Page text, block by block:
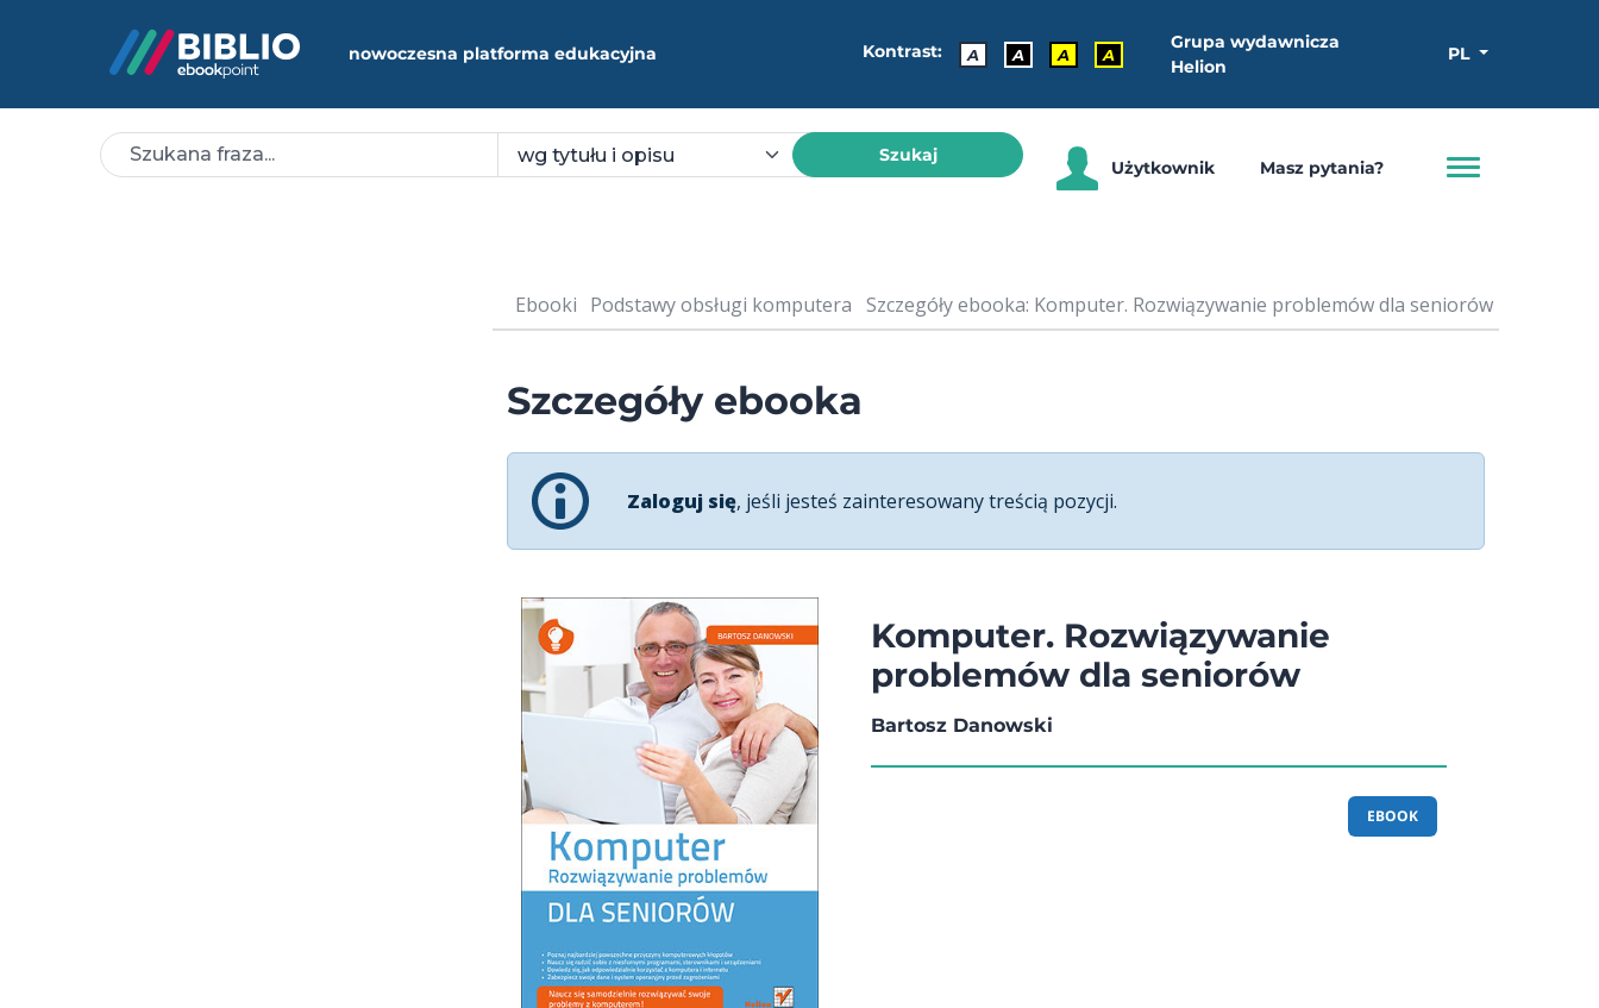
nowoczesna platforma edukacyjna Kontrast: A A A A
Grupa wydawnicza
Helion
PL
Szukaj
Użytkownik Masz pytania?
Ebooki Podstawy obsługi komputera Szczegóły ebooka: Komputer. Rozwiązywanie problemów dla seniorów
Szczegóły ebooka
Zaloguj się, jeśli jesteś zainteresowany treścią pozycji.
Komputer. Rozwiązywanie
problemów dla seniorów
Bartosz Danowski
EBOOK